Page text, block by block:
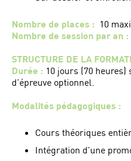
Nombre de places : 10
Nombre de session par an :
STRUCTURE DE LA
Durée : 10 jours (70 heures)
d’épreuve optionnel.
Modalités pédagogiques :
Cours théoriques
Intégration d’une